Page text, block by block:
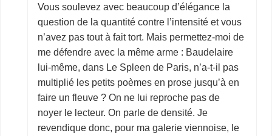
Vous soulevez avec beaucoup d’élégance la
question de la quantité contre l’intensité et vous
n’avez pas tout à fait tort. Mais permettez-moi de
me défendre avec la même arme : Baudelaire
lui-même, dans Le Spleen de Paris, n’a-t-il pas
multiplié les petits poèmes en prose jusqu’à en
faire un fleuve ? On ne lui reproche pas de
noyer le lecteur. On parle de densité. Je
revendique donc, pour ma galerie viennoise, le